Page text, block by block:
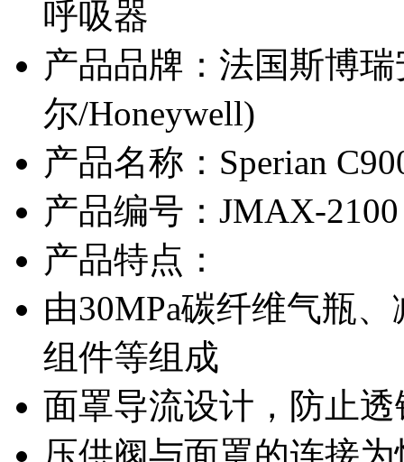
呼吸器
产品品牌： 法国斯博瑞
尔/Honeywell)
产品名称： Sperian
产品编号： JMAX-2100
产品特点：
由30MPa碳纤维气瓶
组件等组成
面罩导流设计，防止